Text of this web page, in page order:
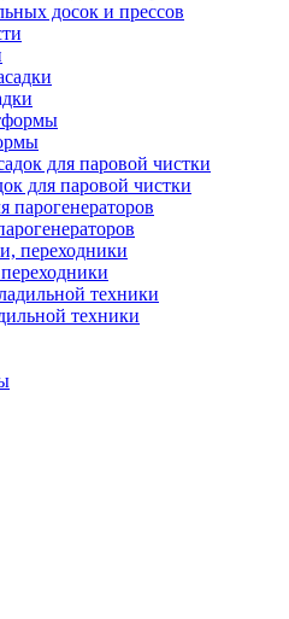
досок и прессов
для паровой чистки
техники